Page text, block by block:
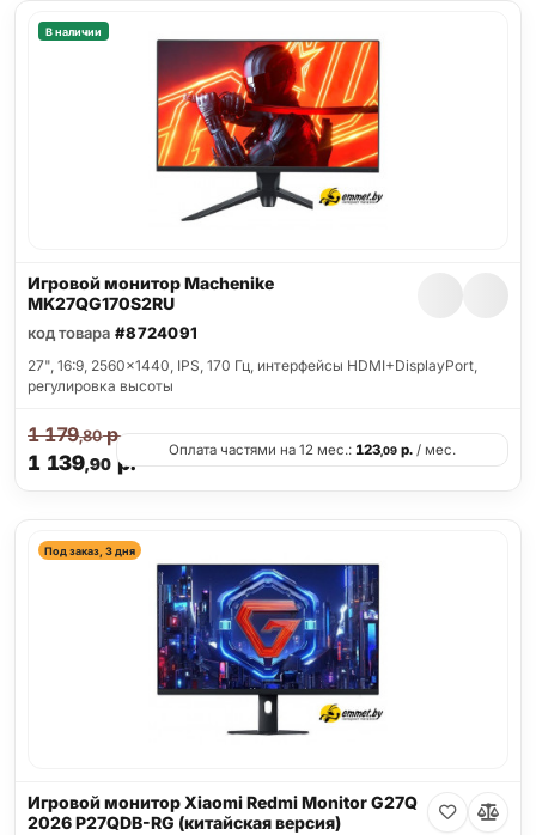
В наличии
Игровой монитор Machenike
MK27QG170S2RU
код товара #8724091
27", 16:9, 2560x1440, IPS, 170 Гц, интерфейсы HDMI+DisplayPort,
регулировка высоты
1 139,90 р.
1 179,80р.
Оплата частями на 12 мес.: 123,09р./ мес.
Под заказ, 3 дня
Игровой монитор Xiaomi Redmi Monitor G27Q
2026 P27QDB-RG (китайская версия)